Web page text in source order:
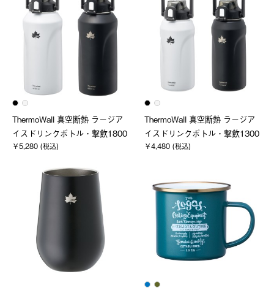
ThermoWall 真空断熱 ラージア
イスドリンクボトル・撃飲1800
￥5,280 (税込)
ThermoWall 真空断熱 ラージア
イスドリンクボトル・撃飲1300
￥4,480 (税込)